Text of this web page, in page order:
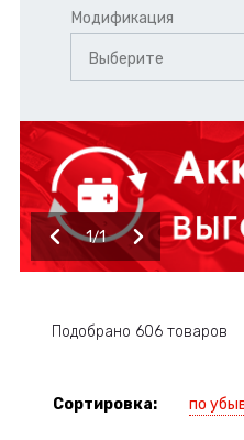
Модификация
Выберите
1 1
Подобрано 606 товаров
Сортировка: по